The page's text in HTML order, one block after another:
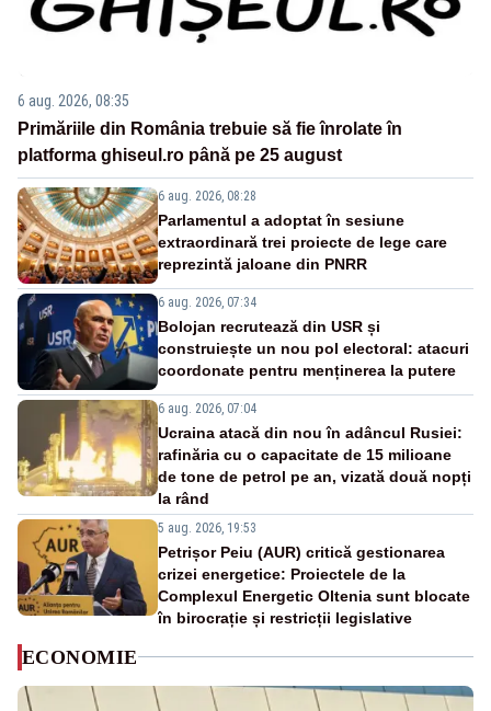
6 aug. 2026, 08:35
Primăriile din România trebuie să fie înrolate în
platforma ghiseul.ro până pe 25 august
6 aug. 2026, 08:28
Parlamentul a adoptat în sesiune
extraordinară trei proiecte de lege care
reprezintă jaloane din PNRR
6 aug. 2026, 07:34
Bolojan recrutează din USR și
construiește un nou pol electoral: atacuri
coordonate pentru menținerea la putere
6 aug. 2026, 07:04
Ucraina atacă din nou în adâncul Rusiei:
rafinăria cu o capacitate de 15 milioane
de tone de petrol pe an, vizată două nopți
la rând
5 aug. 2026, 19:53
Petrișor Peiu (AUR) critică gestionarea
crizei energetice: Proiectele de la
Complexul Energetic Oltenia sunt blocate
în birocrație și restricții legislative
ECONOMIE